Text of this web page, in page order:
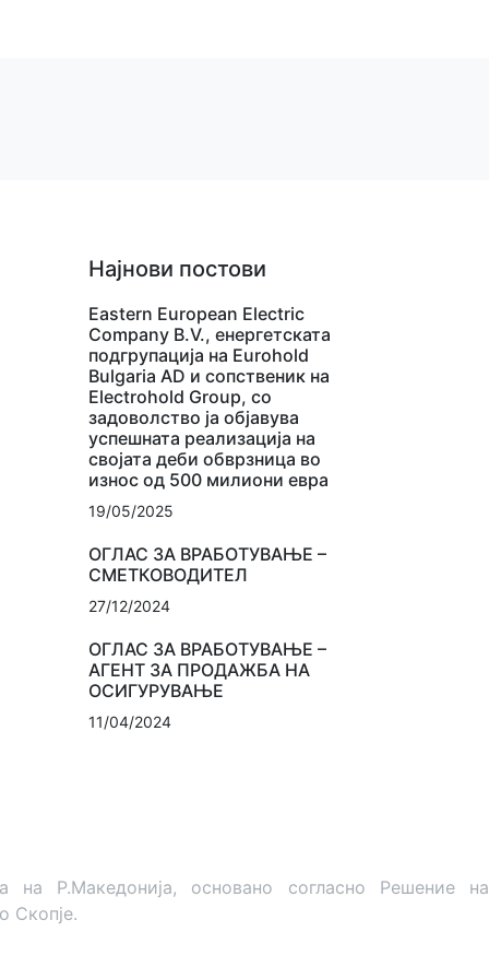
Најнови постови
Eastern European Electric
Company B.V., енергетската
подгрупација на Eurohold
Bulgaria AD и сопственик на
Electrohold Group, со
задоволство ја објавува
успешната реализација на
својата деби обврзница во
износ од 500 милиони евра
19/05/2025
ОГЛАС ЗА ВРАБОТУВАЊЕ –
СМЕТКОВОДИТЕЛ
27/12/2024
ОГЛАС ЗА ВРАБОТУВАЊЕ –
АГЕНТ ЗА ПРОДАЖБА НА
ОСИГУРУВАЊЕ
11/04/2024
Р.Македонија, основано согласно Решение на
Скопје.